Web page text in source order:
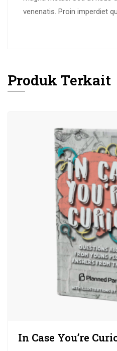
venenatis. Proin imperdiet
Produk Terkait
In Case You’re